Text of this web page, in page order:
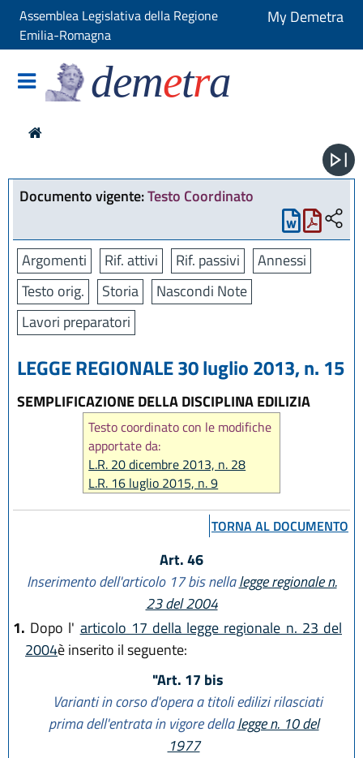
Assemblea Legislativa della Regione
Emilia-Romagna
My Demetra
demetra
Documento vigente:Testo Coordinato
Argomenti Rif. attivi Rif. passivi
Annessi
Testo orig.
Storia
Nascondi Note
Lavori preparatori
LEGGE REGIONALE 30 luglio 2013, n. 15
SEMPLIFICAZIONE DELLA DISCIPLINA EDILIZIA
Testo coordinato con le modifiche
apportate da:
L.R. 20 dicembre 2013, n. 28
L.R. 16 luglio 2015, n. 9
L.R. 21 dicembre 2017, n. 24
L.R. 29 dicembre 2020, n. 14
L.R. 20 maggio 2021, n. 5
L.R. 3 agosto 2022, n. 11
L.R. 13 aprile 2023, n. 3
L.R. 12 luglio 2023, n. 7
L.R. 28 dicembre 2023, n. 17
L.R. 14 giugno 2024, n. 7
L.R. 31 marzo 2025, n. 2
L.R. 25 luglio 2025, n. 5
L.R. 29 dicembre 2025, n. 11
TORNA AL DOCUMENTO
Art. 46
Inserimento dell'articolo 17 bis nellalegge regionale n.
23 del 2004
1. Dopo l' articolo 17 della legge regionale n. 23 del
2004è inserito il seguente:
"Art. 17 bis
Varianti in corso d'opera a titoli edilizi rilasciati
prima dell'entrata in vigore dellalegge n. 10 del
1977